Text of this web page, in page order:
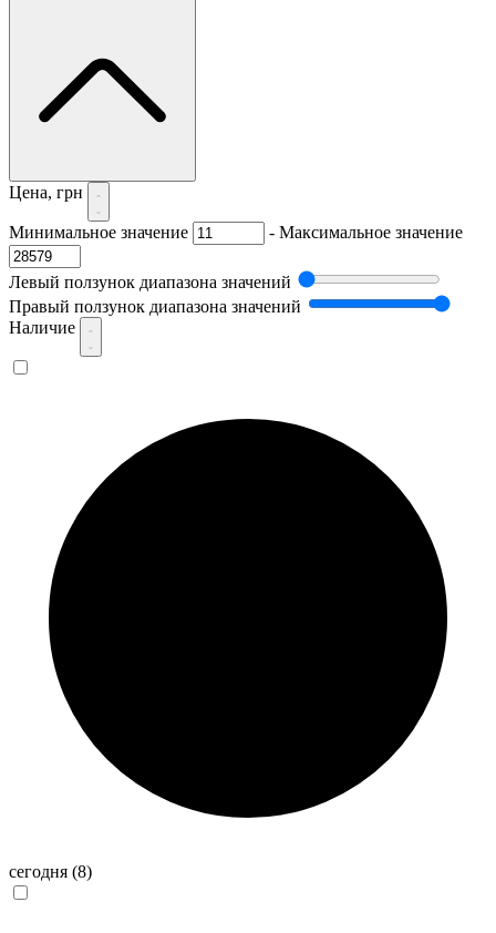
Цена, грн
Минимальное значение - Максимальное значение
Левый ползунок диапазона значений
Правый ползунок диапазона значений
Наличие
сегодня (8)